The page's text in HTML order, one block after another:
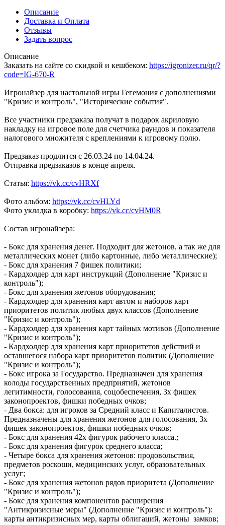
Описание
Доставка и Оплата
Отзывы
Задать вопрос
Описание
Заказать на сайте со скидкой и кешбеком: https://igronizer.ru/qr/?
code=IG-670-R
Игронайзер для настольной игры Гегемония с дополнениями
"Кризис и контроль", "Исторические события".
Все участники предзаказа получат в подарок акриловую
накладку на игровое поле для счетчика раундов и показателя
налогового множителя с креплениями к игровому полю.
Предзаказ продлится с 26.03.24 по 14.04.24.
Отправка предзаказов в конце апреля.
Статья: https://vk.cc/cvHRXf
Фото альбом: https://vk.cc/cvHLYd
Фото укладка в коробку: https://vk.cc/cvHM0R
Состав игронайзера:
- Бокс для хранения денег. Подходит для жетонов, а так же для
металлических монет (либо картонные, либо металлические);
- Бокс для хранения 7 фишек политики;
- Кардхолдер для карт инструкций (Дополнение "Кризис и
контроль");
- Бокс для хранения жетонов оборудования;
- Кардхолдер для хранения карт автом и наборов карт
приоритетов политик любых двух классов (Дополнение
"Кризис и контроль");
- Кардхолдер для хранения карт тайных мотивов (Дополнение
"Кризис и контроль");
- Кардхолдер для хранения карт приоритетов действий и
оставшегося набора карт приоритетов политик (Дополнение
"Кризис и контроль");
- Бокс игрока за Государство. Предназначен для хранения
колоды государственных предприятий, жетонов
легитимности, голосования, соцобеспечения, 3х фишек
законопроектов, фишки победных очков;
- Два бокса: для игроков за Средний класс и Капиталистов.
Предназначены для хранения жетонов для голосования, 3х
фишек законопроектов, фишки победных очков;
- Бокс для хранения 42х фигурок рабочего класса.;
- Бокс для хранения фигурок среднего класса;
- Четыре бокса для хранения жетонов: продовольствия,
предметов роскоши, медицинских услуг, образовательных
услуг;
- Бокс для хранения жетонов рядов приоритета (Дополнение
"Кризис и контроль");
- Бокс для хранения компонентов расширения
"Антикризисные меры" (Дополнение "Кризис и контроль"):
карты антикризисных мер, карты облигаций, жетоны замков;